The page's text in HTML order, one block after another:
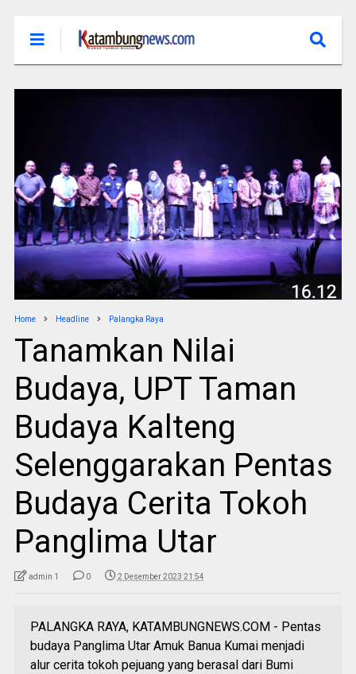
Home Headline Palangka Raya
Tanamkan Nilai
Budaya, UPT Taman
Budaya Kalteng
Selenggarakan Pentas
Budaya Cerita Tokoh
Panglima Utar
admin 1 0 2 Desember 2023 21:54
PALANGKA RAYA, KATAMBUNGNEWS.COM - Pentas
budaya Panglima Utar Amuk Banua Kumai menjadi
alur cerita tokoh pejuang yang berasal dari Bumi